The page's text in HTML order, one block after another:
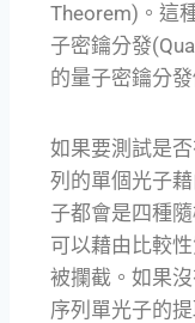
Theorem)。這
子密鑰分發
的量子密鑰分
如果要測試是
列的單個光子
子都會是四種
可以藉由比較
被攔截。如果
序列單光子的